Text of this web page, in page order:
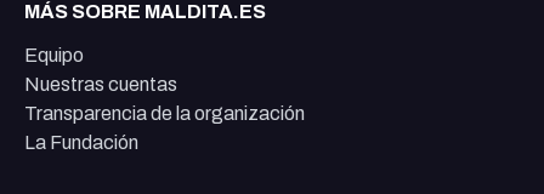
MÁS SOBRE MALDITA.ES
Equipo
Nuestras cuentas
Transparencia de la organización
La Fundación